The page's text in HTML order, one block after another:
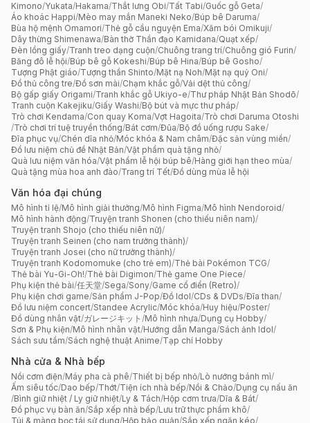
Kimono/Yukata/Hakama/Thắt lưng Obi/Tất Tabi/Guốc gỗ Geta/
Áo khoác Happi/Mèo may mắn Maneki Neko/Búp bê Daruma/
Bùa hộ mệnh Omamori/Thẻ gỗ cầu nguyện Ema/Xăm bói Omikuji/
Dây thừng Shimenawa/Bàn thờ Thần đạo Kamidana/Quạt xếp/
Đèn lồng giấy/Tranh treo dạng cuộn/Chuông trang trí/Chuông gió Furin/
Băng đô lễ hội/Búp bê gỗ Kokeshi/Búp bê Hina/Búp bê Gosho/
Tượng Phật giáo/Tượng thần Shinto/Mặt nạ Noh/Mặt nạ quỷ Oni/
Đồ thủ công tre/Đồ sơn mài/Chạm khắc gỗ/Vải dệt thủ công/
Bộ gấp giấy Origami/Tranh khắc gỗ Ukiyo-e/Thư pháp Nhật Bản Shodō/
Tranh cuộn Kakejiku/Giấy Washi/Bộ bút và mực thư pháp/
Trò chơi Kendama/Con quay Koma/Vợt Hagoita/Trò chơi Daruma Otoshi
/Trò chơi trí tuệ truyền thống/Bát cơm/Đũa/Bộ đồ uống rượu Sake/
Đĩa phục vụ/Chén dĩa nhỏ/Móc khóa & Nam châm/Đặc sản vùng miền/
Đồ lưu niệm chủ đề Nhật Bản/Vật phẩm quà tặng nhỏ/
Quà lưu niệm văn hóa/Vật phẩm lễ hội búp bê/Hàng giới hạn theo mùa/
Quà tặng mùa hoa anh đào/Trang trí Tết/Đồ dùng mùa lễ hội
Văn hóa đại chúng
Mô hình tỉ lệ/Mô hình giải thưởng/Mô hình Figma/Mô hình Nendoroid/
Mô hình hành động/Truyện tranh Shonen (cho thiếu niên nam)/
Truyện tranh Shojo (cho thiếu niên nữ)/
Truyện tranh Seinen (cho nam trưởng thành)/
Truyện tranh Josei (cho nữ trưởng thành)/
Truyện tranh Kodomomuke (cho trẻ em)/Thẻ bài Pokémon TCG/
Thẻ bài Yu-Gi-Oh!/Thẻ bài Digimon/Thẻ game One Piece/
Phụ kiện thẻ bài/任天堂/Sega/Sony/Game cổ điển (Retro)/
Phụ kiện chơi game/Sản phẩm J-Pop/Đồ Idol/CDs & DVDs/Đĩa than/
Đồ lưu niệm concert/Standee Acrylic/Móc khóa/Huy hiệu/Poster/
Đồ dùng nhân vật/ガレージキット /Mô hình nhựa/Dụng cụ Hobby/
Sơn & Phụ kiện/Mô hình nhân vật/Hướng dẫn Manga/Sách ảnh Idol/
Sách sưu tầm/Sách nghệ thuật Anime/Tạp chí Hobby
Nhà cửa & Nhà bếp
Nồi cơm điện/Máy pha cà phê/Thiết bị bếp nhỏ/Lò nướng bánh mì/
Ấm siêu tốc/Dao bếp/Thớt/Tiện ích nhà bếp/Nồi & Chảo/Dụng cụ nấu ăn
/Bình giữ nhiệt / Ly giữ nhiệt/Ly & Tách/Hộp cơm trưa/Dĩa & Bát/
Đồ phục vụ bàn ăn/Sắp xếp nhà bếp/Lưu trữ thực phẩm khô/
Túi & màng bọc tái sử dụng/Hộp bảo quản/Sắp xếp ngăn kéo/